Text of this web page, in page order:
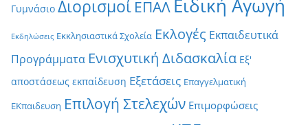
Γυμνάσιο Διορισμοί ΕΠΑΛ Ειδική Αγωγή
Εκδηλώσεις Εκκλησιαστικά Σχολεία Εκλογές Εκπαιδευτικά
Προγράμματα Ενισχυτική Διδασκαλία Εξ'
αποστάσεως εκπαίδευση Εξετάσεις Επαγγελματική
ΕΚπαιδευση Επιλογή Στελεχών Επιμορφώσεις